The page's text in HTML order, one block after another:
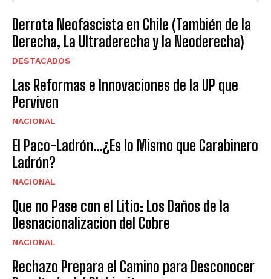
Derrota Neofascista en Chile (También de la
Derecha, La Ultraderecha y la Neoderecha)
DESTACADOS
Las Reformas e Innovaciones de la UP que
Perviven
NACIONAL
El Paco-Ladrón…¿Es lo Mismo que Carabinero
Ladrón?
NACIONAL
Que no Pase con el Litio: Los Daños de la
Desnacionalizacion del Cobre
NACIONAL
Rechazo Prepara el Camino para Desconocer